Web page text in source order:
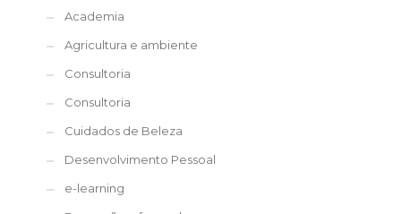
Academia
Agricultura e ambiente
Consultoria
Consultoria
Cuidados de Beleza
Desenvolvimento Pessoal
e-learning